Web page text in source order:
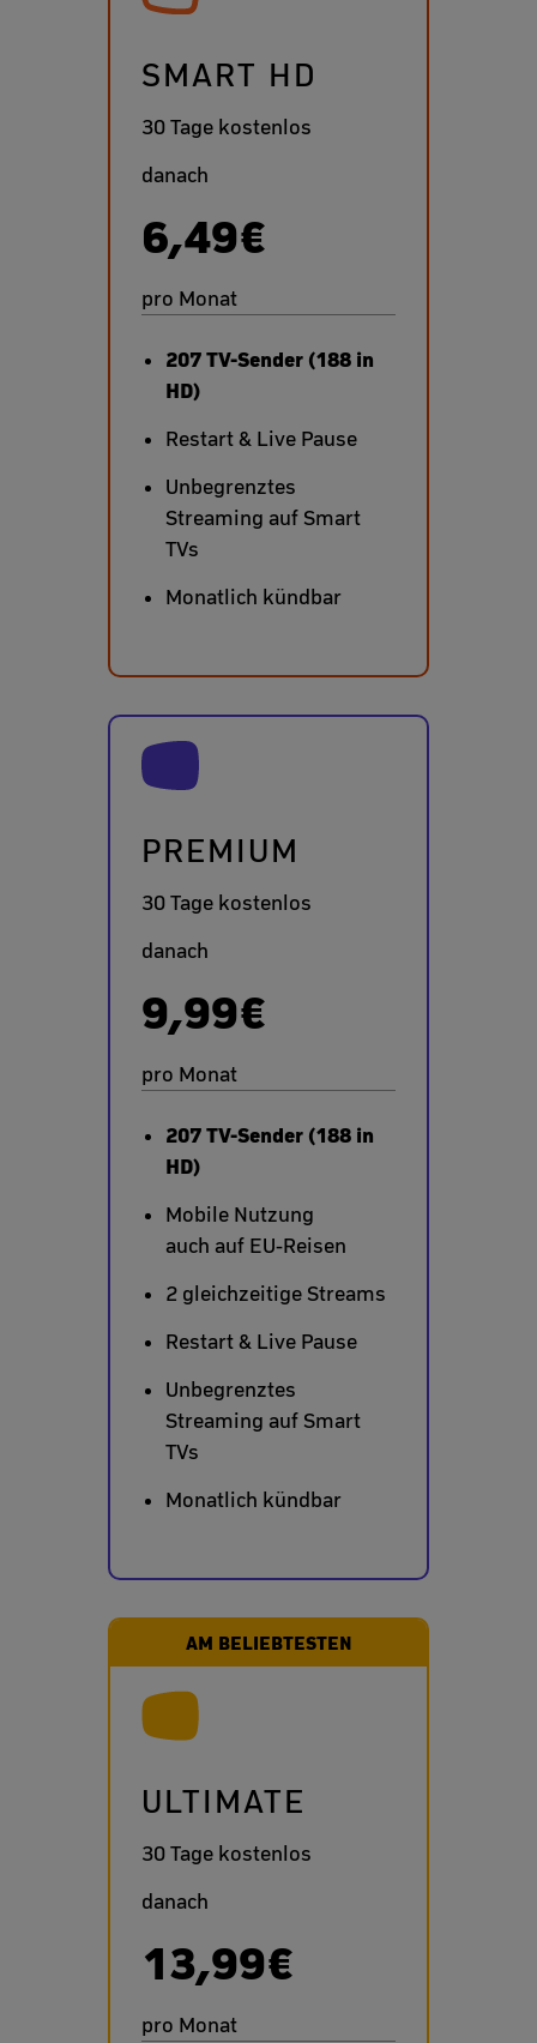
SMART HD
30 Tage kostenlos
danach
6,49€
pro Monat
207 TV-Sender (188 in
HD)
Restart & Live Pause
Unbegrenztes
Streaming auf Smart
TVs
Monatlich kündbar
PREMIUM
30 Tage kostenlos
danach
9,99€
pro Monat
207 TV-Sender (188 in
HD)
Mobile Nutzung
auch auf EU-Reisen
2 gleichzeitige Streams
Restart & Live Pause
Unbegrenztes
Streaming auf Smart
TVs
Monatlich kündbar
AM BELIEBTESTEN
ULTIMATE
30 Tage kostenlos
danach
13,99€
pro Monat